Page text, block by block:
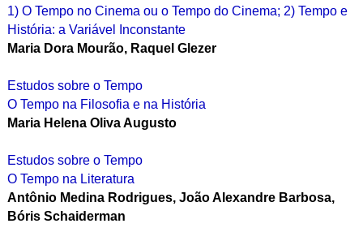
1) O Tempo no Cinema ou o Tempo do Cinema; 2) Tempo e
História: a Variável Inconstante
Maria Dora Mourão, Raquel Glezer
Estudos sobre o Tempo
O Tempo na Filosofia e na História
Maria Helena Oliva Augusto
Estudos sobre o Tempo
O Tempo na Literatura
Antônio Medina Rodrigues, João Alexandre Barbosa,
Bóris Schaiderman